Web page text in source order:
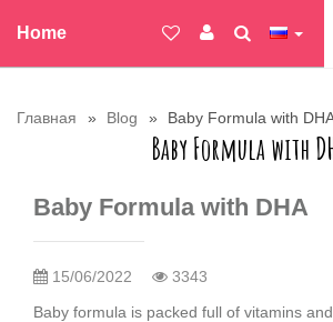
Home
Главная Blog Baby Formula with
Baby Formula with
Baby Formula with DHA
15/06/2022
3343
Baby formula is packed full of vitamins